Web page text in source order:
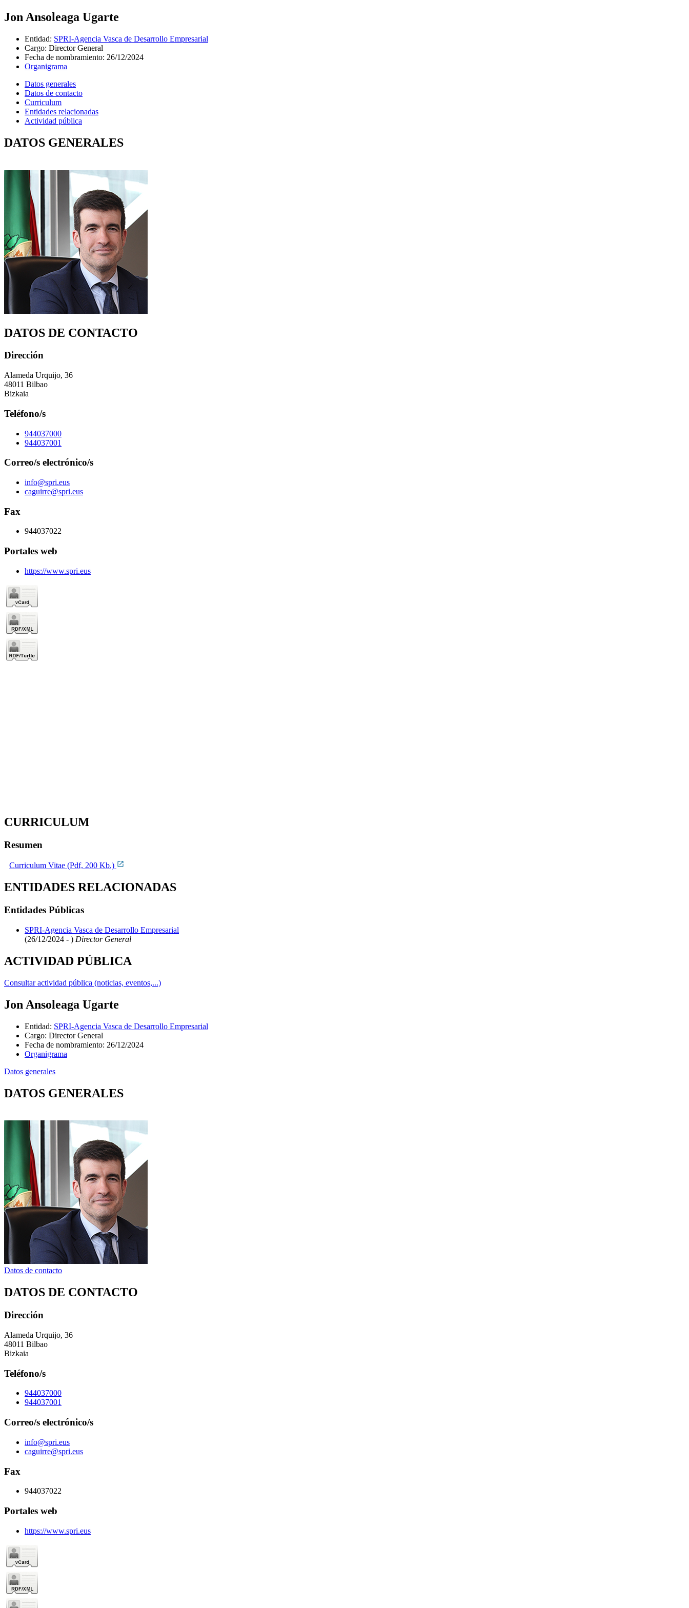
Jon Ansoleaga Ugarte
Entidad: SPRI-Agencia Vasca de Desarrollo Empresarial
Cargo: Director General
Fecha de nombramiento: 26/12/2024
Organigrama
Datos generales
Datos de contacto
Curriculum
Entidades relacionadas
Actividad pública
DATOS GENERALES
DATOS DE CONTACTO
Dirección
Alameda Urquijo, 36
48011 Bilbao
Bizkaia
Teléfono/s
944037000
944037001
Correo/s electrónico/s
info@spri.eus
caguirre@spri.eus
Fax
944037022
Portales web
https://www.spri.eus
CURRICULUM
Resumen
Curriculum Vitae (Pdf, 200 Kb.)
ENTIDADES RELACIONADAS
Entidades Públicas
SPRI-Agencia Vasca de Desarrollo Empresarial
(26/12/2024 - ) Director General
ACTIVIDAD PÚBLICA
Consultar actividad pública (noticias, eventos,...)
Jon Ansoleaga Ugarte
Entidad: SPRI-Agencia Vasca de Desarrollo Empresarial
Cargo: Director General
Fecha de nombramiento: 26/12/2024
Organigrama
Datos generales
DATOS GENERALES
Datos de contacto
DATOS DE CONTACTO
Dirección
Alameda Urquijo, 36
48011 Bilbao
Bizkaia
Teléfono/s
944037000
944037001
Correo/s electrónico/s
info@spri.eus
caguirre@spri.eus
Fax
944037022
Portales web
https://www.spri.eus